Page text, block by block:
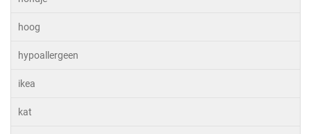
hoog
hypoallergeen
ikea
kat